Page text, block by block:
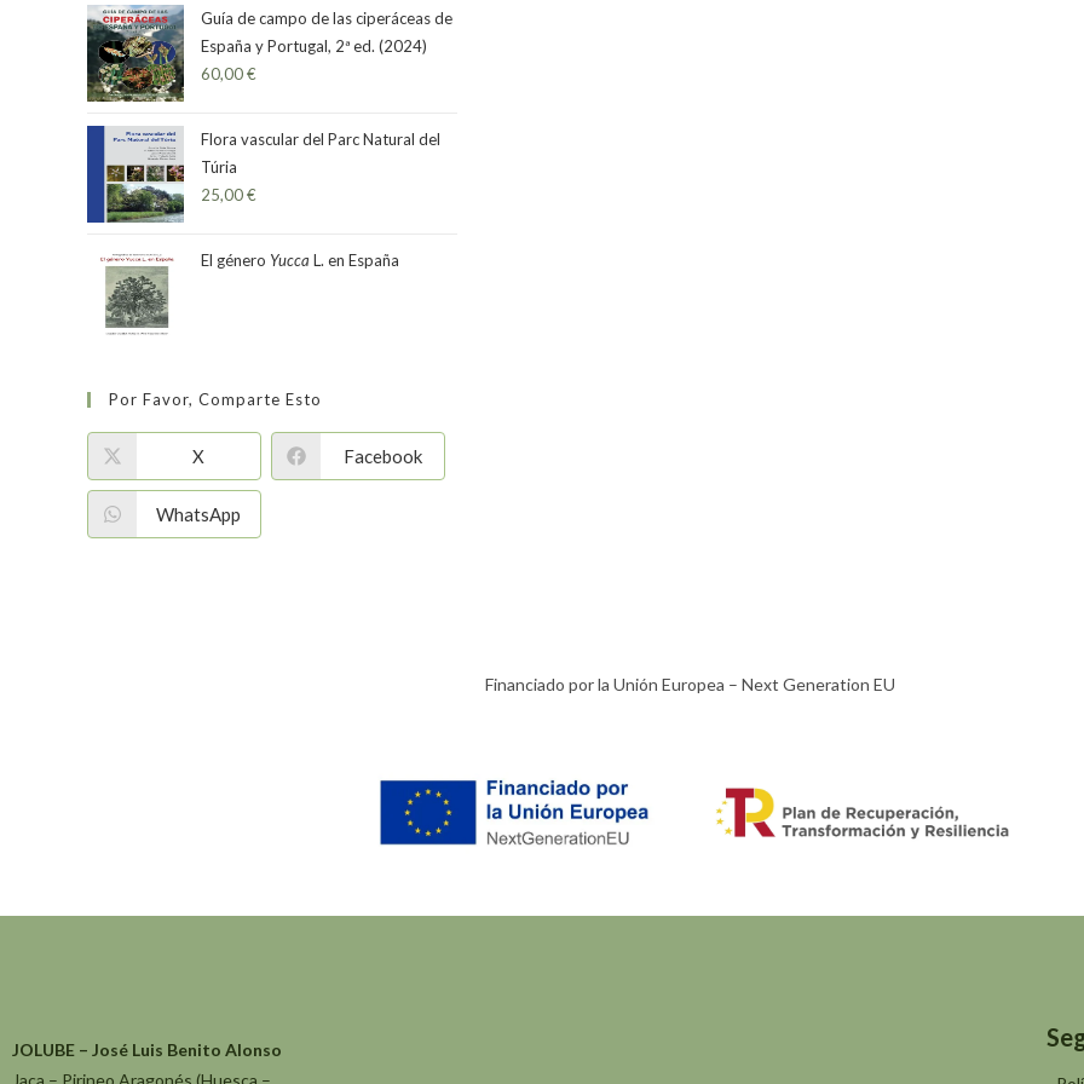
Guía de campo de las ciperáceas de
España y Portugal, 2ª ed. (2024)
60,00€
Flora vascular del Parc Natural del
Túria
25,00€
El género Yucca L. en España
Por Favor, Comparte Esto
X Facebook
WhatsApp
Financiado por la Unión Europea – Next Generation EU​
JOLUBE – José Luis Benito Alonso
Jaca – Pirineo Aragonés (Huesca –